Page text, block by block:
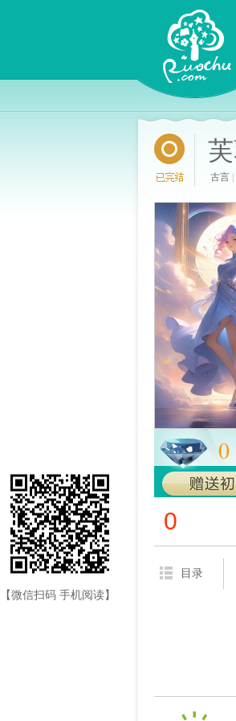
古言
0
0
目录
【微信扫码 手机阅读】